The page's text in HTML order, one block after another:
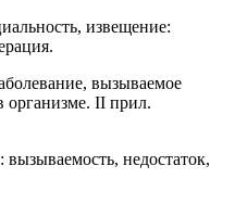
извещение:
вызываемое
организме. II прил.
недостаток,